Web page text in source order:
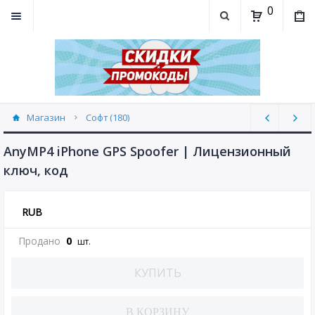
0
Магазин Софт (180)
AnyMP4 iPhone GPS Spoofer | Лицензионный
ключ, код
RUB
Продано 0 шт.
КУПИТЬ
В КОРЗИНУ